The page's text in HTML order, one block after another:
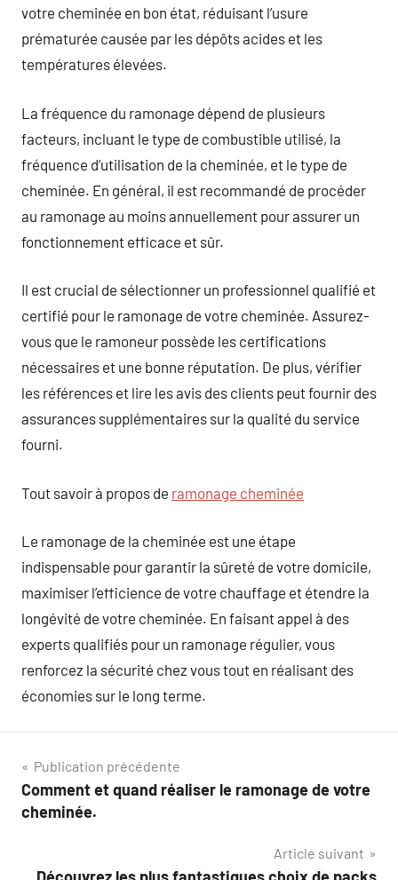
votre cheminée en bon état, réduisant l’usure
prématurée causée par les dépôts acides et les
températures élevées.
La fréquence du ramonage dépend de plusieurs
facteurs, incluant le type de combustible utilisé, la
fréquence d’utilisation de la cheminée, et le type de
cheminée. En général, il est recommandé de procéder
au ramonage au moins annuellement pour assurer un
fonctionnement efficace et sûr.
Il est crucial de sélectionner un professionnel qualifié et
certifié pour le ramonage de votre cheminée. Assurez-
vous que le ramoneur possède les certifications
nécessaires et une bonne réputation. De plus, vérifier
les références et lire les avis des clients peut fournir des
assurances supplémentaires sur la qualité du service
fourni.
Tout savoir à propos de ramonage cheminée
Le ramonage de la cheminée est une étape
indispensable pour garantir la sûreté de votre domicile,
maximiser l’efficience de votre chauffage et étendre la
longévité de votre cheminée. En faisant appel à des
experts qualifiés pour un ramonage régulier, vous
renforcez la sécurité chez vous tout en réalisant des
économies sur le long terme.
Navigation
de
Publication précédente
Comment et quand réaliser le ramonage de votre
cheminée.
Article suivant
Découvrez les plus fantastiques choix de packs